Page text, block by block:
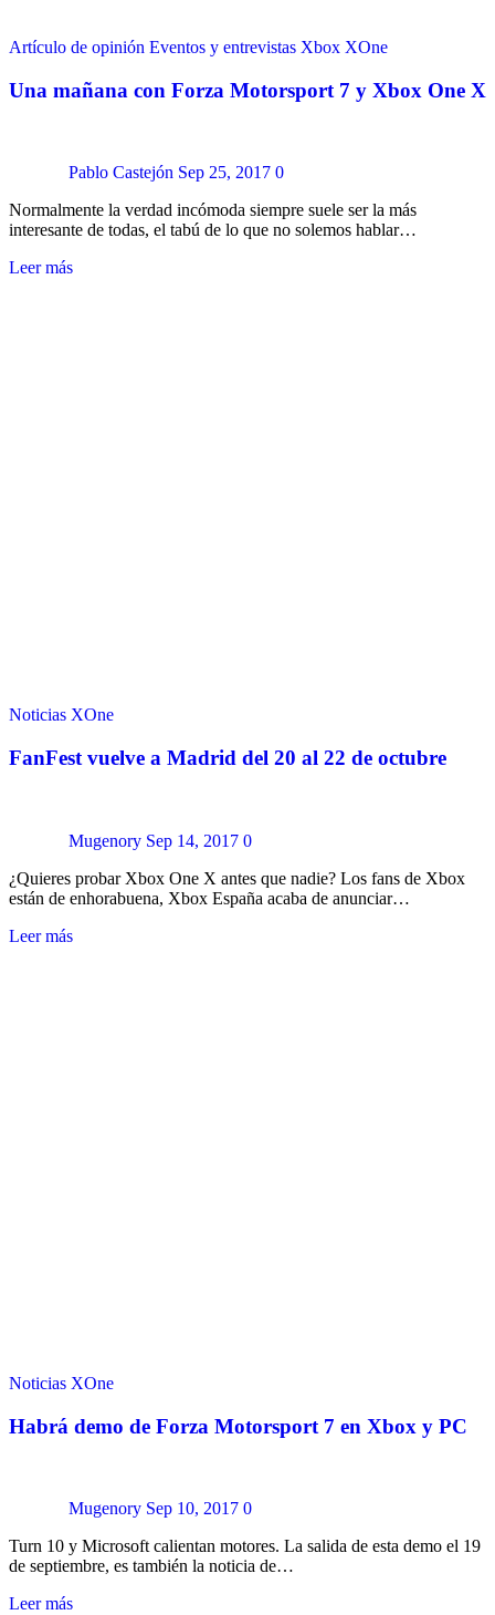
Artículo de opinión Eventos y entrevistas Xbox XOne
Una mañana con Forza Motorsport 7 y Xbox One X
Pablo Castejón Sep 25, 2017 0
Normalmente la verdad incómoda siempre suele ser la más
interesante de todas, el tabú de lo que no solemos hablar…
Leer más
Noticias XOne
FanFest vuelve a Madrid del 20 al 22 de octubre
Mugenory Sep 14, 2017 0
¿Quieres probar Xbox One X antes que nadie? Los fans de Xbox
están de enhorabuena, Xbox España acaba de anunciar…
Leer más
Noticias XOne
Habrá demo de Forza Motorsport 7 en Xbox y PC
Mugenory Sep 10, 2017 0
Turn 10 y Microsoft calientan motores. La salida de esta demo el 19
de septiembre, es también la noticia de…
Leer más